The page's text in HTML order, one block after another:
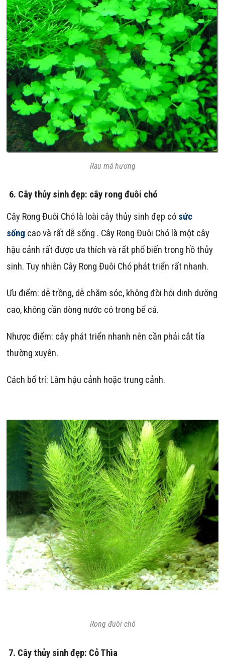
Rau má hương
6. Câythủy sinh đẹp: cây rong đuôi chó
Cây Rong Đuôi Chó là loài cây thủy sinh đẹp có sức
sống cao và rất dễ sống . Cây Rong Đuôi Chó là một cây
hậu cảnh rất được ưa thích và rất phổ biến trong hồ thủy
sinh. Tuy nhiên Cây Rong Đuôi Chó phát triển rất nhanh.
Ưu điểm: dễ trồng, dễ chăm sóc, không đòi hỏi dinh dưỡng
cao, không cần dòng nước có trong bể cá.
Nhược điểm: cây phát triển nhanh nên cần phải cắt tỉa
thường xuyên.
Cách bố trí: Làm hậu cảnh hoặc trung cảnh.
Rong đuôi chó
7. Cây thủy sinh đẹp: Cỏ Thìa